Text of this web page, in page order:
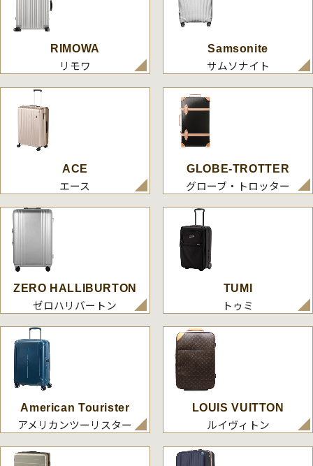
RIMOWA
リモワ
Samsonite
サムソナイト
ACE
エース
GLOBE-TROTTER
グローブ・トロッター
ZERO HALLIBURTON
ゼロハリバートン
TUMI
トゥミ
American Tourister
アメリカンツーリスター
LOUIS VUITTON
ルイヴィトン